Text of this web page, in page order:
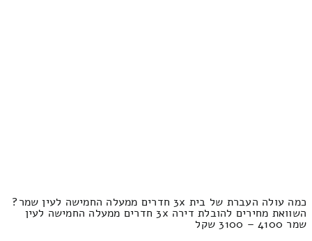
כמה עולה העברת של בית 3x חדרים ממעלה החמישה לעין שמר?
השוואת מחירים להובלת דירה 3x חדרים ממעלה החמישה לעין
שמר 4100 – 3100 שקל